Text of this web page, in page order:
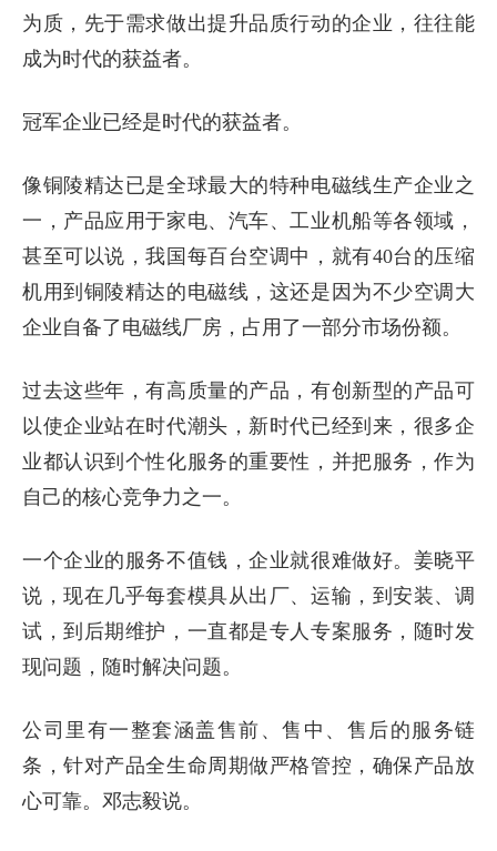
为质，先于需求做出提升品质行动的企业，往往能
成为时代的获益者。
冠军企业已经是时代的获益者。
像铜陵精达已是全球最大的特种电磁线生产企业之
一，产品应用于家电、汽车、工业机船等各领域，
甚至可以说，我国每百台空调中，就有40台的压缩
机用到铜陵精达的电磁线，这还是因为不少空调大
企业自备了电磁线厂房，占用了一部分市场份额。
过去这些年，有高质量的产品，有创新型的产品可
以使企业站在时代潮头，新时代已经到来，很多企
业都认识到个性化服务的重要性，并把服务，作为
自己的核心竞争力之一。
一个企业的服务不值钱，企业就很难做好。姜晓平
说，现在几乎每套模具从出厂、运输，到安装、调
试，到后期维护，一直都是专人专案服务，随时发
现问题，随时解决问题。
公司里有一整套涵盖售前、售中、售后的服务链
条，针对产品全生命周期做严格管控，确保产品放
心可靠。邓志毅说。